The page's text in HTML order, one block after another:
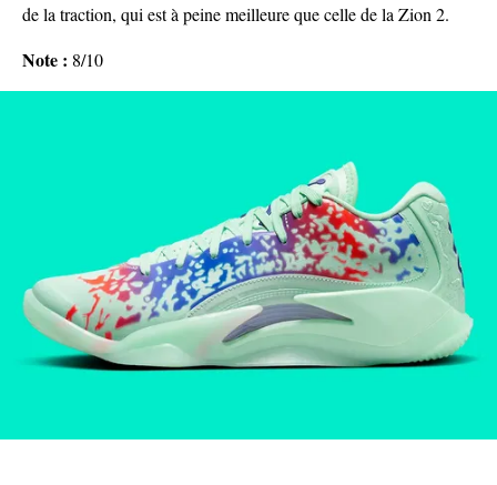
de la traction, qui est à peine meilleure que celle de la Zion 2.
Note : 8/10